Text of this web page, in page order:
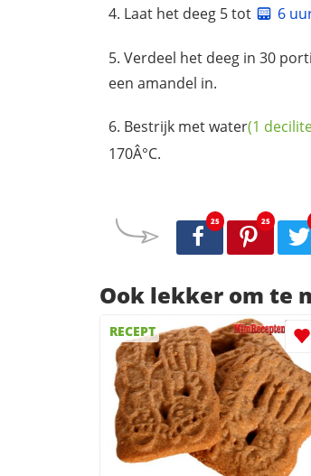
Laat het deeg 5 tot 6
Verdeel het deeg in 30
een amandel in.
Bestrijk metwater(1
170Â°C.
25 25
Ook lekker om te
RECEPT